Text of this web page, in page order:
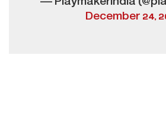
December 24,